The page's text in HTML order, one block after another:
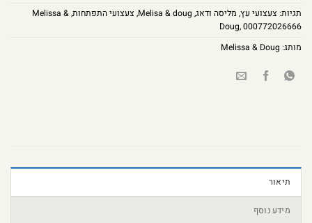
תגיות: צעצועי עץ, מליסה ודאג,
Melisa & doug
, צעצועי התפתחות,
Melissa &
Doug,000772026666
מותג: Melissa & Doug
תיאור
מידע נוסף